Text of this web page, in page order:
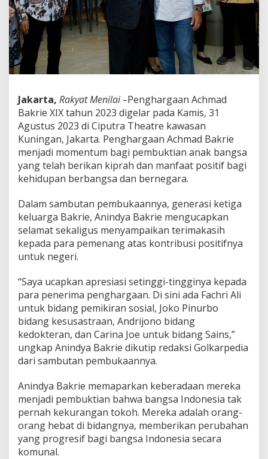
a
k
r
i
o
m
e
n
t
u
m
P
b
u
k
t
K
i
p
r
a
h
P
o
i
t
i
f
A
n
Jakarta, Rakyat Menilai –Penghargaan Achmad
Bakrie XIX tahun 2023 digelar pada Kamis, 31
Agustus 2023 di Ciputra Theatre kawasan
Kuningan, Jakarta. Penghargaan Achmad Bakrie
menjadi momentum bagi pembuktian anak bangsa
yang telah berikan kiprah dan manfaat positif bagi
kehidupan berbangsa dan bernegara.
Dalam sambutan pembukaannya, generasi ketiga
keluarga Bakrie, Anindya Bakrie mengucapkan
selamat sekaligus menyampaikan terimakasih
kepada para pemenang atas kontribusi positifnya
untuk negeri.
“Saya ucapkan apresiasi setinggi-tingginya kepada
para penerima penghargaan. Di sini ada Fachri Ali
untuk bidang pemikiran sosial, Joko Pinurbo
bidang kesusastraan, Andrijono bidang
kedokteran, dan Carina Joe untuk bidang Sains,”
ungkap Anindya Bakrie dikutip redaksi Golkarpedia
dari sambutan pembukaannya.
Anindya Bakrie memaparkan keberadaan mereka
menjadi pembuktian bahwa bangsa Indonesia tak
pernah kekurangan tokoh. Mereka adalah orang-
orang hebat di bidangnya, memberikan perubahan
yang progresif bagi bangsa Indonesia secara
komunal.